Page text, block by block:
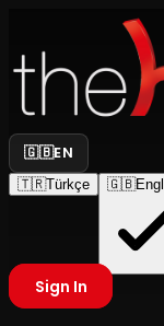
🇬🇧EN
🇹🇷Türkçe 🇬🇧
Sign In